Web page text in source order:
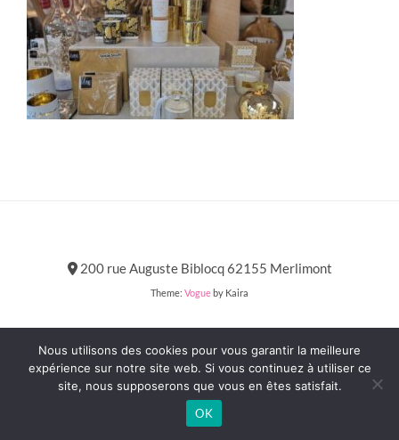
200 rue Auguste Biblocq 62155 Merlimont
Theme: Vogue by Kaira
MENTIONS LÉGALES
Nous utilisons des cookies pour vous garantir la meilleure
expérience sur notre site web. Si vous continuez à utiliser ce
site, nous supposerons que vous en êtes satisfait.
OK